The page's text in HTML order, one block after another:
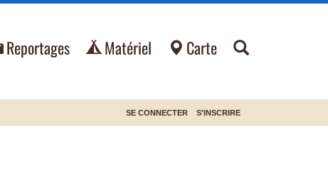
Reportages Matériel Carte
SE CONNECTER S'INSCRIRE